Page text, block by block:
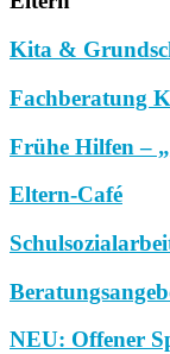
Kita &
Fachberatung
Frühe Hilfen –
Eltern-Café
NEU: Offener